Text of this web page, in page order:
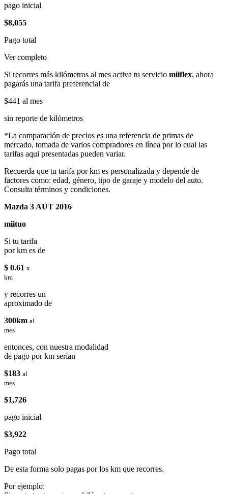
pago inicial
$8,055
Pago total
Ver completo
Si recorres más kilómetros al mes activa tu servicio miiflex, ahora
pagarás una tarifa preferencial de
$441 al mes
sin reporte de kilómetros
*La comparación de precios es una referencia de primas de
mercado, tomada de varios compradores en línea por lo cual las
tarifas aqui presentadas pueden variar.
Recuerda que tu tarifa por km es personalizada y depende de
factores como: edad, género, tipo de garaje y modelo del auto.
Consulta términos y condiciones.
Mazda 3 AUT 2016
miituo
Si tu tarifa
por km es de
$ 0.61 x
km
y recorres un
aproximado de
300km al
mes
entonces, con nuestra modalidad
de pago por km serían
$183 al
mes
$1,726
pago inicial
$3,922
Pago total
De esta forma solo pagas por los km que recorres.
Por ejemplo: